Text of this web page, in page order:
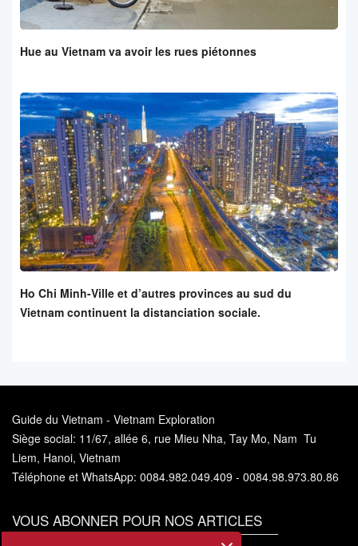
Hue au Vietnam va avoir les rues piétonnes
Ho Chi Minh-Ville et d’autres provinces au sud du
Vietnam continuent la distanciation sociale.
Guide du Vietnam - Vietnam Exploration
Siège social: 11/67, allée 6, rue Mieu Nha, Tay Mo, Nam Tu
Liem, Hanoi, Vietnam
Téléphone et WhatsApp: 0084.982.049.409 - 0084.98.973.80.86
VOUS ABONNER POUR NOS ARTICLES